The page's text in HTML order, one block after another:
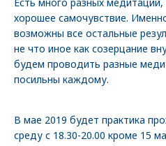
хорошее самочувствие.
возможны все остальные
не что иное как созерцание
будем проводить разные
посильны каждому.
В мае 2019 будет практика
среду с 18.30-20.00 кроме 15